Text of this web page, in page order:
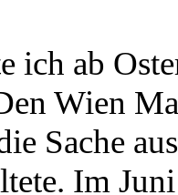
ich ab
Wien
Sache
Im